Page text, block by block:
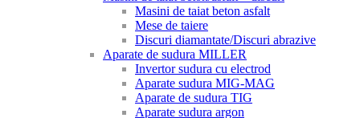
Masini de taiat beton asfalt
Mese de taiere
Discuri diamantate/Discuri abrazive
Aparate de sudura MILLER
Invertor sudura cu electrod
Aparate sudura MIG-MAG
Aparate de sudura TIG
Aparate sudura argon